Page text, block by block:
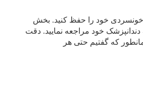
خونسردی خود را حفظ کنید. بخش
دندانپزشک خود مراجعه نمایید. دقت
که گفتیم حتی هر